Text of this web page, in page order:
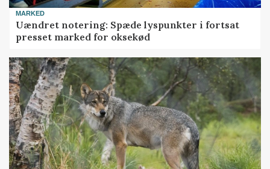
MARKED
Uændret notering: Spæde lyspunkter i fortsat
presset marked for oksekød